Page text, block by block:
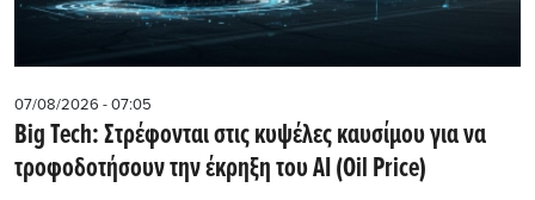
07/08/2026 - 07:05
Big Tech: Στρέφονται στις κυψέλες καυσίμου για να
τροφοδοτήσουν την έκρηξη του AI (Oil Price)